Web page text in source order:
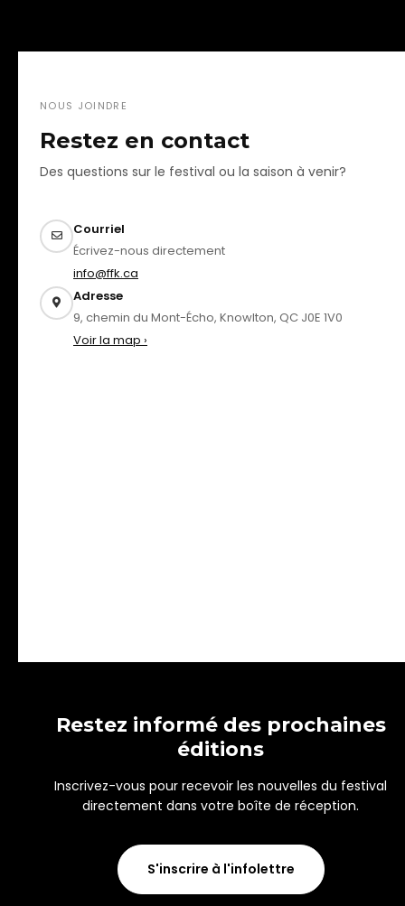
NOUS JOINDRE
Restez en contact
Des questions sur le festival ou la saison à venir?
Courriel
Écrivez-nous directement
info@ffk.ca
Adresse
9, chemin du Mont-Écho, Knowlton, QC J0E 1V0
Voir la map ›
Restez informé des prochaines
éditions
Inscrivez-vous pour recevoir les nouvelles du festival
directement dans votre boîte de réception.
S'inscrire à l'infolettre